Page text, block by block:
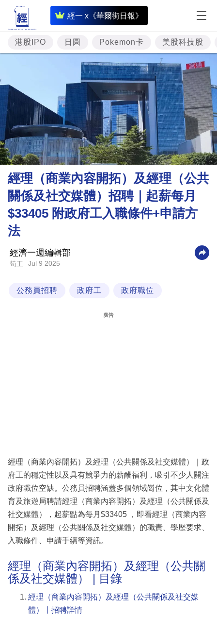
經一 x《華爾街日報》
即
時
財
經
題
投
資
樓
市
理
財
商
業
港股IPO 日圓 Pokemon卡 美股科技股
經理（商業內容開拓）及經理（公共
關係及社交媒體）招聘｜起薪每月
$33405 附政府工入職條件+申請方
法
經濟一週編輯部
筍工 Jul 9 2025
公務員招聘 政府工 政府職位
廣告
經理（商業內容開拓）及經理（公共關係及社交媒體）｜政
府工的穩定性以及具有競爭力的薪酬福利，吸引不少人關注
政府職位空缺。公務員招聘涵蓋多個領域崗位，其中文化體
育及旅遊局聘請經理（商業內容開拓）及經理（公共關係及
社交媒體），起薪點為每月$33405 ，即看經理（商業內容
開拓）及經理（公共關係及社交媒體）的職責、學歷要求、
入職條件、申請手續等資訊。
經理（商業內容開拓）及經理（公共關
係及社交媒體） | 目錄
經理（商業內容開拓）及經理（公共關係及社交媒
體）丨招聘詳情